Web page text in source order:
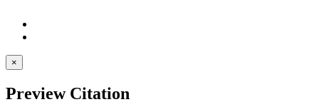
×
Preview Citation